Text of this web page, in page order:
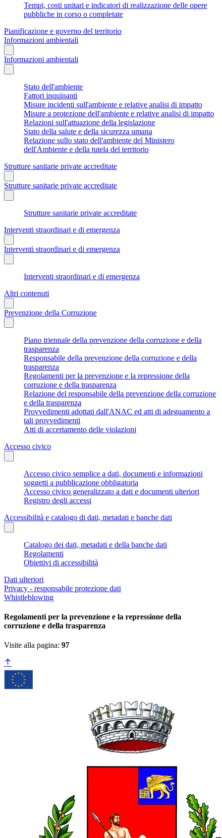
Tempi, costi unitari e indicatori di realizzazione delle opere
pubbliche in corso o completate
Pianificazione e governo del territorio
Informazioni ambientali
Informazioni ambientali
Stato dell'ambiente
Fattori inquinanti
Misure incidenti sull'ambiente e relative analisi di impatto
Misure a protezione dell'ambiente e relative analisi di impatto
Relazioni sull'attuazione della legislazione
Stato della salute e della sicurezza umana
Relazione sullo stato dell'ambiente del Ministero
dell'Ambiente e della tutela del territorio
Strutture sanitarie private accreditate
Strutture sanitarie private accreditate
Strutture sanitarie private accreditate
Interventi straordinari e di emergenza
Interventi straordinari e di emergenza
Interventi straordinari e di emergenza
Altri contenuti
Prevenzione della Corruzione
Piano triennale della prevenzione della corruzione e della
trasparenza
Responsabile della prevenzione della corruzione e della
trasparenza
Regolamenti per la prevenzione e la repressione della
corruzione e della trasparenza
Relazione del responsabile della prevenzione della corruzione
e della trasparenza
Provvedimenti adottati dall'ANAC ed atti di adeguamento a
tali provvedimenti
Atti di accertamento delle violazioni
Accesso civico
Accesso civico semplice a dati, documenti e informazioni
soggetti a pubblicazione obbligatoria
Accesso civico generalizzato a dati e documenti ulteriori
Registro degli accessi
Accessibilità e catalogo di dati, metadati e banche dati
Catalogo dei dati, metadati e della banche dati
Regolamenti
Obiettivi di accessibilità
Dati ulteriori
Privacy - responsabile protezione dati
Whistleblowing
Regolamenti per la prevenzione e la repressione della
corruzione e della trasparenza
Visite alla pagina: 97